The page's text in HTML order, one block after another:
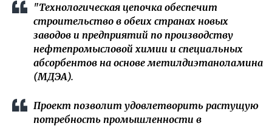
"Технологическая цепочка обеспечит
строительство в обеих странах новых
заводов и предприятий по производству
нефтепромысловой химии и специальных
абсорбентов на основе метилдиэтаноламина
(МДЭА).
Проект позволит удовлетворить растущую
потребность промышленности в